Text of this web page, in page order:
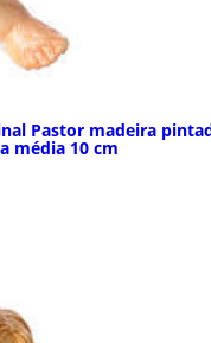
Pastor madeira
média 10 cm